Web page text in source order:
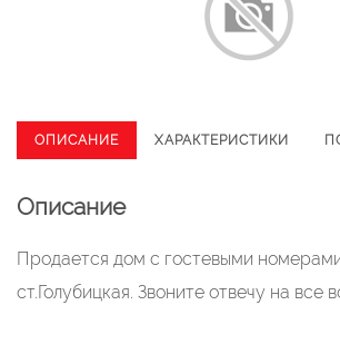
ОПИСАНИЕ ХАРАКТЕРИСТИКИ
Описание
Продается дом с гостевыми
ст.Голубицкая. Звоните отвечу на все